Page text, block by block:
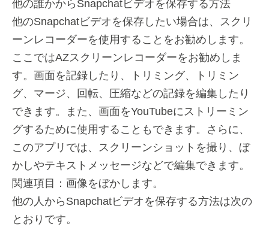
他の誰かからSnapchatビデオを保存する方法
他のSnapchatビデオを保存したい場合は、スクリ
ーンレコーダーを使用することをお勧めします。
ここではAZスクリーンレコーダーをお勧めしま
す。画面を記録したり、トリミング、トリミン
グ、マージ、回転、圧縮などの記録を編集したり
できます。また、画面をYouTubeにストリーミン
グするために使用することもできます。さらに、
このアプリでは、スクリーンショットを撮り、ぼ
かしやテキストメッセージなどで編集できます。
関連項目：画像をぼかします。
他の人からSnapchatビデオを保存する方法は次の
とおりです。